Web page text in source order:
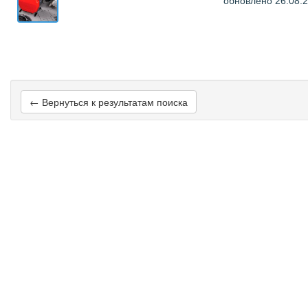
← Вернуться к результатам поиска